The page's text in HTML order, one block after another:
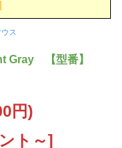
ス
Gray 【型番】
円)
ト～]